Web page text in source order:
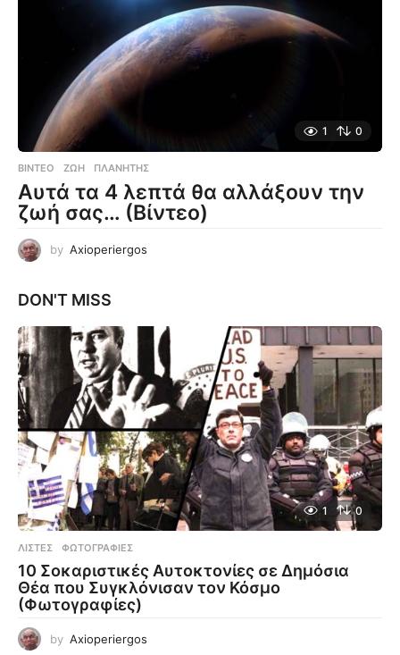
1 0
ΒΊΝΤΕΟ ΖΩΉ ,ΠΛΑΝΉΤΗΣ
Αυτά τα 4 λεπτά θα αλλάξουν την
ζωή σας… (Βίντεο)
by Axioperiergos
DON'T MISS
1 0
ΛΊΣΤΕΣ ,ΦΩΤΟΓΡΑΦΊΕΣ
10 Σοκαριστικές Αυτοκτονίες σε Δημόσια
Θέα που Συγκλόνισαν τον Κόσμο
(Φωτογραφίες)
by Axioperiergos